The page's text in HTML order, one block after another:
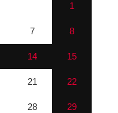
1
7 8
14 15
21 22
28 29